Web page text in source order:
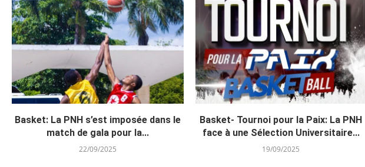
Basket: La PNH s’est imposée dans le
match de gala pour la...
22/09/2025
Basket- Tournoi pour la Paix: La PNH
face à une Sélection Universitaire...
19/09/2025